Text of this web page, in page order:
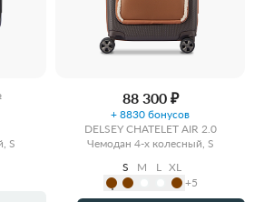
S
88 300 ₽
+ 8830 бонусов
DELSEY CHATELET AIR 2.0
Чемодан 4-х колесный, S
S
M L XL
+5